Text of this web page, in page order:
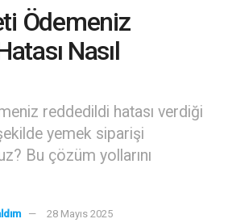
Ödemeniz
Nasıl
reddedildi hatası verdiği
yemek siparişi
Bu çözüm yollarını
28 Mayıs 2025